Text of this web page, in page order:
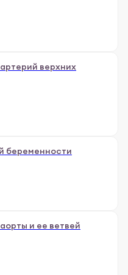
верхних
беременности
и ее ветвей